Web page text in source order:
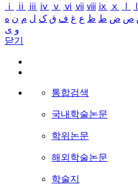
ⅰ
ⅱ ⅲ ⅳ ⅴ ⅵ ⅶ ⅷ ⅸ ⅹ
ص ض ط ظ ع غ ف ق ک ل م ن ه
و ی
닫기
통합검색
국내학술논문
학위논문
해외학술논문
학술지